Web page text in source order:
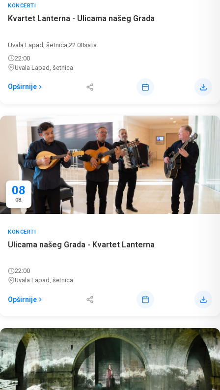
KONCERTI
Kvartet Lanterna - Ulicama našeg Grada
Uvala Lapad, šetnica 22.00sata
22:00
Uvala Lapad, šetnica
Opširnije
08
08.
KONCERTI
Ulicama našeg Grada - Kvartet Lanterna
22:00
Uvala Lapad, šetnica
Opširnije